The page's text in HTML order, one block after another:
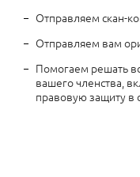
Отправляем скан-
Отправляем вам
Помогаем решать
вашего членства,
правовую защиту в